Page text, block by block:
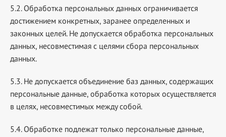
5.2. Обработка персональных данных ограничивается
достижением конкретных, заранее определенных и
законных целей. Не допускается обработка персональных
данных, несовместимая с целями сбора персональных
данных.
5.3. Не допускается объединение баз данных, содержащих
персональные данные, обработка которых осуществляется
в целях, несовместимых между собой.
5.4. Обработке подлежат только персональные данные,